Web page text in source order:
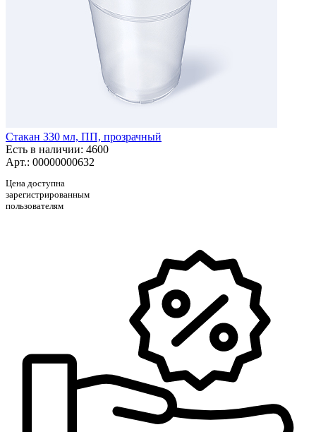
Стакан 330 мл, ПП, прозрачный
Есть в наличии: 4600
Арт.: 00000000632
Цена доступна
зарегистрированным
пользователям